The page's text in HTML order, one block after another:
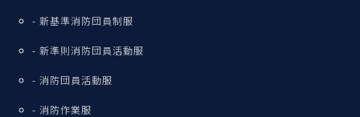
新基準消防団員制服
新準則消防団員活動服
消防団員活動服
消防作業服